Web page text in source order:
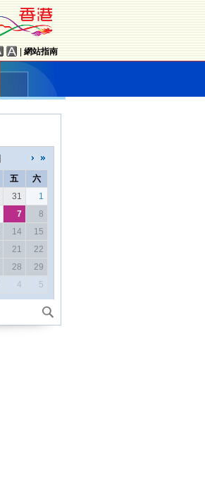
網站指南
五
六
31
1
7
8
14
15
21
22
28
29
4 5